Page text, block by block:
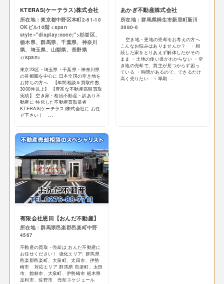
KTERAS(ケーテラス)株式会社
所在地：東京都中野区本町2-51-10
OKビル10階 <span
style="display:none;">杉並区、
栃木県、群馬県、千葉県、神奈川
県、埼玉県、山梨県、長野県
</span>
東京23区・埼玉県・千葉県・神奈川県
の首都圏を中心に 日本全国の空き地を
お持ちの方へ 【年間相談＆買取件数
3000件以上】 【豊富な不動産高額買取
実績】 空き家・相続不動産・訳あり不
動産に 特化した不動産買取業者
KTERAS(ケーテラス)株式会社に お任
せ下さい！ ...
あかぎ不動産株式会社
所在地：群馬県桐生市新里町新川
3980-6
空き地・更地の売却をお考えの方へ
こんなお悩みはありませんか？ ・相
続した家をとりあえず解体したがその
まま ・土地の使い道がわからない ・空
き地の売却で、買主が見つからず困っ
ている ・時間があるので、できるだけ
高く売りたい ☟ 早期 ...
有限会社恩田【おんだ不動産】
所在地：群馬県邑楽郡邑楽町中野
4567
不動産の買取・売却は おんだ不動産に
お任せください！ 強化エリア: 群馬県
邑楽郡邑楽町、大泉町、太田市、伊勢
崎市 対応エリア 群馬県 邑楽町、太田
市、館林市、大泉町、伊勢崎市 栃木県
足利市、佐野市 売却スケジュール